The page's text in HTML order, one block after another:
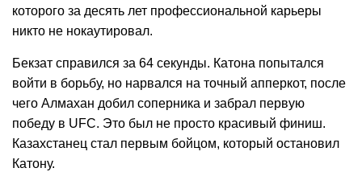
которого за десять лет профессиональной карьеры
никто не нокаутировал.
Бекзат справился за 64 секунды. Катона попытался
войти в борьбу, но нарвался на точный апперкот, после
чего Алмахан добил соперника и забрал первую
победу в UFC. Это был не просто красивый финиш.
Казахстанец стал первым бойцом, который остановил
Катону.